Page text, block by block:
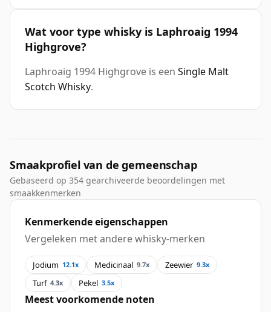
Wat voor type whisky is Laphroaig 1994
Highgrove?
Laphroaig 1994 Highgrove is een Single Malt
Scotch Whisky.
Smaakprofiel van de gemeenschap
Gebaseerd op 354 gearchiveerde beoordelingen met
smaakkenmerken
Kenmerkende eigenschappen
Vergeleken met andere whisky-merken
Jodium 12.1x Medicinaal 9.7x Zeewier 9.3x
Turf 4.3x Pekel 3.5x
Meest voorkomende noten